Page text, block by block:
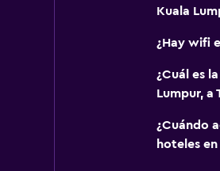
Kuala
¿Hay wifi
¿Cuál es
Lumpur, a
¿Cuándo
hoteles